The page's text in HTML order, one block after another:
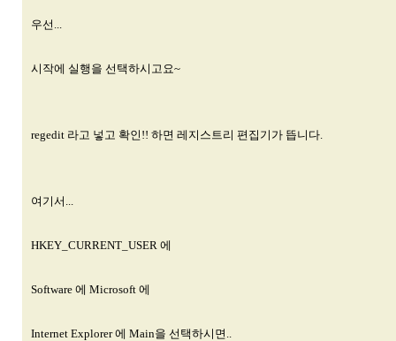
우선...
시작에 실행을 선택하시고요~
regedit 라고 넣고 확인!! 하면 레지스트리 편집기가 뜹니다.
여기서...
HKEY_CURRENT_USER 에
Software 에 Microsoft 에
Internet Explorer 에 Main을 선택하시면..